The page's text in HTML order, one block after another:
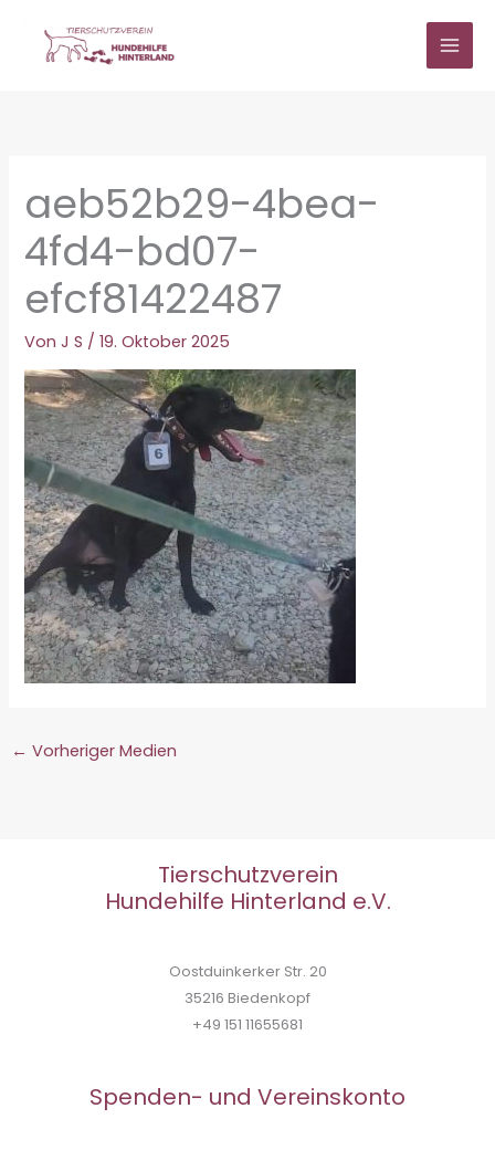
springen
aeb52b29-4bea-
4fd4-bd07-
efcf81422487
VonJ S /19. Oktober 2025
← Vorheriger Medien
Tierschutzverein
Hundehilfe Hinterland e.V.
Oostduinkerker Str. 20
35216 Biedenkopf
+49 151 11655681
Spenden- und Vereinskonto